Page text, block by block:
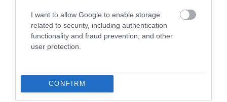
I want to allow Google to enable storage
related to security, including authentication
functionality and fraud prevention, and other
user protection.
CONFIRM